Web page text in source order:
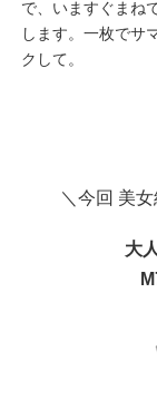
で、いますぐまね
します。一枚でサ
クして。
＼今回 美
大